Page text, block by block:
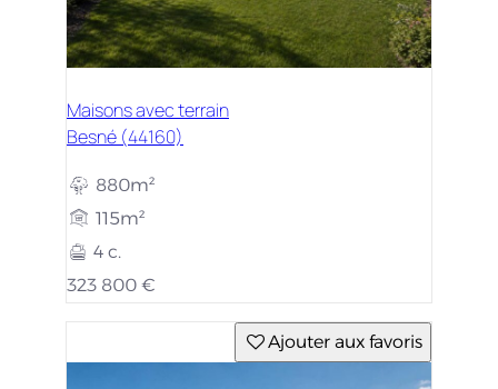
Maisons avec terrain
Besné (44160)
880m²
115m²
4 c.
323 800 €
Ajouter aux favoris